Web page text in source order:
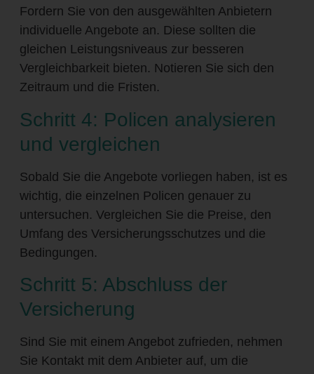
Fordern Sie von den ausgewählten Anbietern
individuelle Angebote an. Diese sollten die
gleichen Leistungsniveaus zur besseren
Vergleichbarkeit bieten. Notieren Sie sich den
Zeitraum und die Fristen.
Schritt 4: Policen analysieren
und vergleichen
Sobald Sie die Angebote vorliegen haben, ist es
wichtig, die einzelnen Policen genauer zu
untersuchen. Vergleichen Sie die Preise, den
Umfang des Versicherungsschutzes und die
Bedingungen.
Schritt 5: Abschluss der
Versicherung
Sind Sie mit einem Angebot zufrieden, nehmen
Sie Kontakt mit dem Anbieter auf, um die